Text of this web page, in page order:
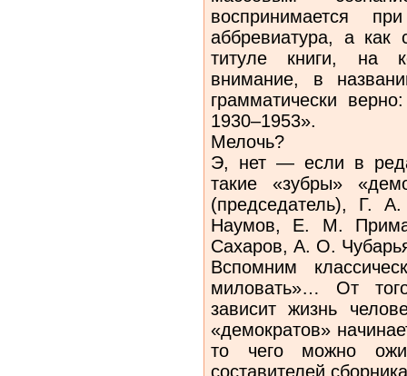
воспринимается
аббревиатура, а
титуле книги, на
внимание, в
грамматически
1930–1953».
Мелочь?
Э, нет — если в
такие «зубры»
(председатель), Г.
Наумов, Е. М.
Сахаров, А. О.
Вспомним
миловать»… От
зависит жизнь
«демократов»
то чего можно
составителей